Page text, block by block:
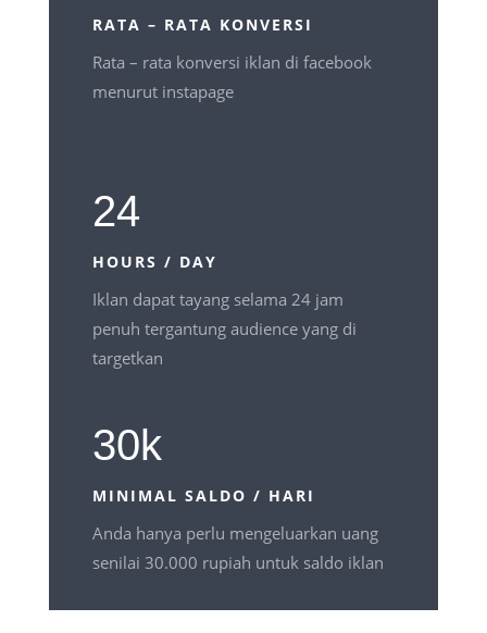
RATA – RATA KONVERSI
Rata – rata konversi iklan di facebook
menurut instapage
24
HOURS / DAY
Iklan dapat tayang selama 24 jam
penuh tergantung audience yang di
targetkan
30k
MINIMAL SALDO / HARI
Anda hanya perlu mengeluarkan uang
senilai 30.000 rupiah untuk saldo iklan